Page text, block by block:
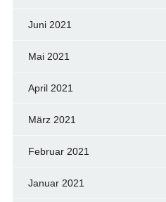
Juni 2021
Mai 2021
April 2021
März 2021
Februar 2021
Januar 2021